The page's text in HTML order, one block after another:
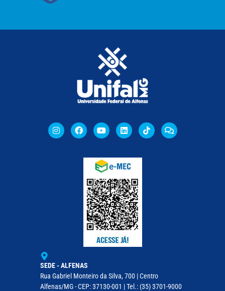
SEDE - ALFENAS
Rua Gabriel Monteiro da Silva, 700 | Centro
Alfenas/MG - CEP: 37130-001 | Tel.: (35) 3701-9000